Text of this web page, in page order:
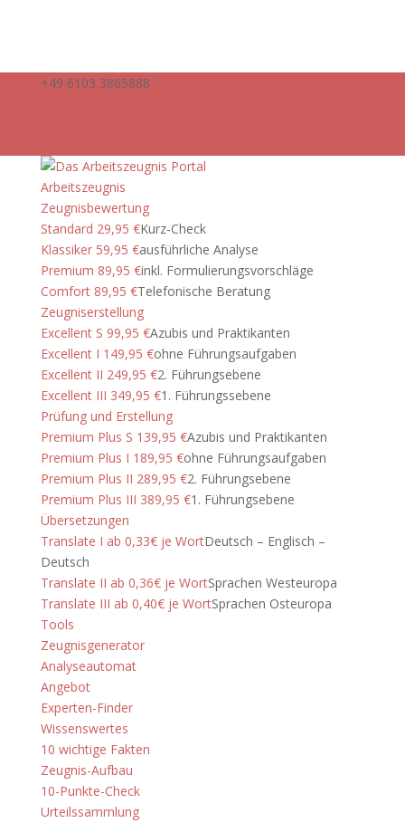
+49 6103 3865888
Arbeitszeugnis
Zeugnisbewertung
Standard 29,95 €Kurz-Check
Klassiker 59,95 €ausführliche Analyse
Premium 89,95 €inkl. Formulierungsvorschläge
Comfort 89,95 €Telefonische Beratung
Zeugniserstellung
Excellent S 99,95 €Azubis und Praktikanten
Excellent I 149,95 €ohne Führungsaufgaben
Excellent II 249,95 €2. Führungsebene
Excellent III 349,95 €1. Führungssebene
Prüfung und Erstellung
Premium Plus S 139,95 €Azubis und Praktikanten
Premium Plus I 189,95 €ohne Führungsaufgaben
Premium Plus II 289,95 €2. Führungsebene
Premium Plus III 389,95 €1. Führungsebene
Übersetzungen
Translate I ab 0,33€ je WortDeutsch – Englisch –
Deutsch
Translate II ab 0,36€ je WortSprachen Westeuropa
Translate III ab 0,40€ je WortSprachen Osteuropa
Tools
Zeugnisgenerator
Analyseautomat
Angebot
Experten-Finder
Wissenswertes
10 wichtige Fakten
Zeugnis-Aufbau
10-Punkte-Check
Urteilssammlung